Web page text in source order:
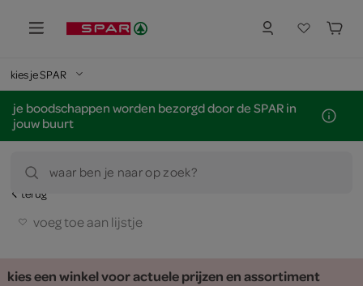
kies je SPAR
je boodschappen worden bezorgd door de SPAR in
jouw buurt
waar ben je naar op zoek?
terug
voeg toe aan lijstje
kies een winkel voor actuele prijzen en assortiment